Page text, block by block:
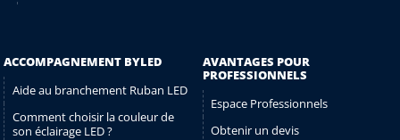
ACCOMPAGNEMENT BYLED
Aide au branchement Ruban LED
Comment choisir la couleur de
son éclairage LED ?
AVANTAGES POUR
PROFESSIONNELS
Espace Professionnels
Obtenir un devis